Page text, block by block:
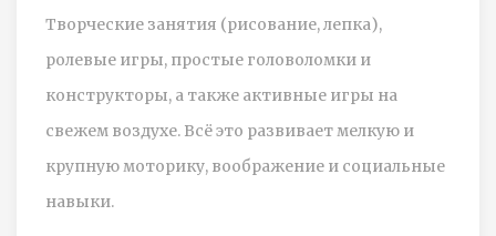
Творческие занятия (рисование, лепка),
ролевые игры, простые головоломки и
конструкторы, а также активные игры на
свежем воздухе. Всё это развивает мелкую и
крупную моторику, воображение и социальные
навыки.